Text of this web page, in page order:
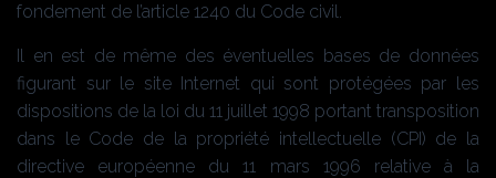
fondement de l’article 1240 du Code civil.
Il en est de même des éventuelles bases de données
figurant sur le site Internet qui sont protégées par les
dispositions de la loi du 11 juillet 1998 portant transposition
dans le Code de la propriété intellectuelle (CPI) de la
directive européenne du 11 mars 1996 relative à la